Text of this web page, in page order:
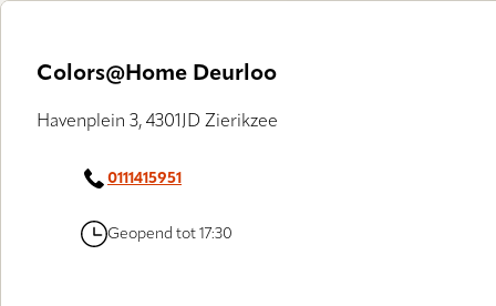
Colors@Home Deurloo
Havenplein 3, 4301JD Zierikzee
0111415951
Geopend tot 17:30